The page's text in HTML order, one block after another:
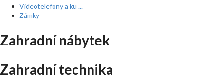
Videotelefony a ku ...
Zámky
Zahradní nábytek
Zahradní technika